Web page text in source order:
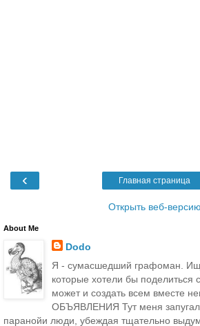
‹ Главная страница
Открыть веб-версию
About Me
Dodo
Я - сумасшедший графоман.
которые хотели бы
может и создать всем вместе
ОБЪЯВЛЕНИЯ Тут меня
паранойи люди, убеждая тщательно